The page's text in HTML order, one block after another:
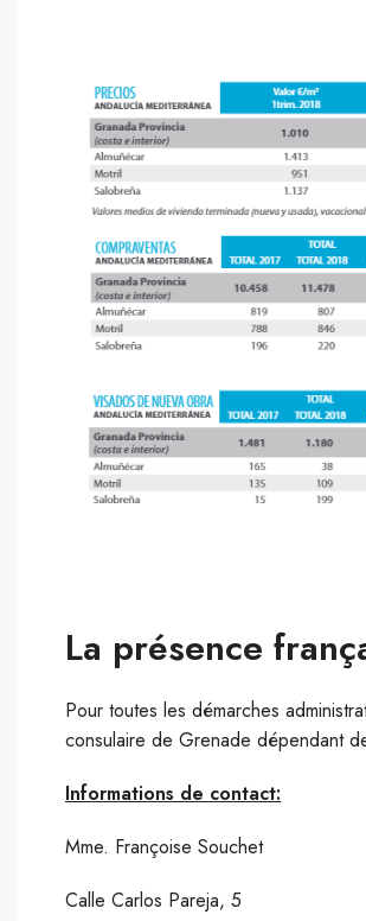
La présence
Pour toutes les démarches
consulaire de Grenade dépendant
Informations de contact:
Mme. Françoise Souchet
Calle Carlos Pareja, 5